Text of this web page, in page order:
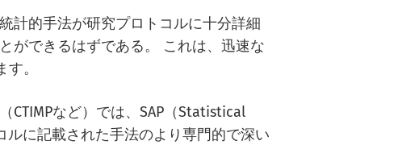
計的手法が研究プロトコルに十分詳細
ができるはずである。 これは、迅速な
。
CTIMPなど）では、SAP（Statistical
ルに記載された手法のより専門的で深い